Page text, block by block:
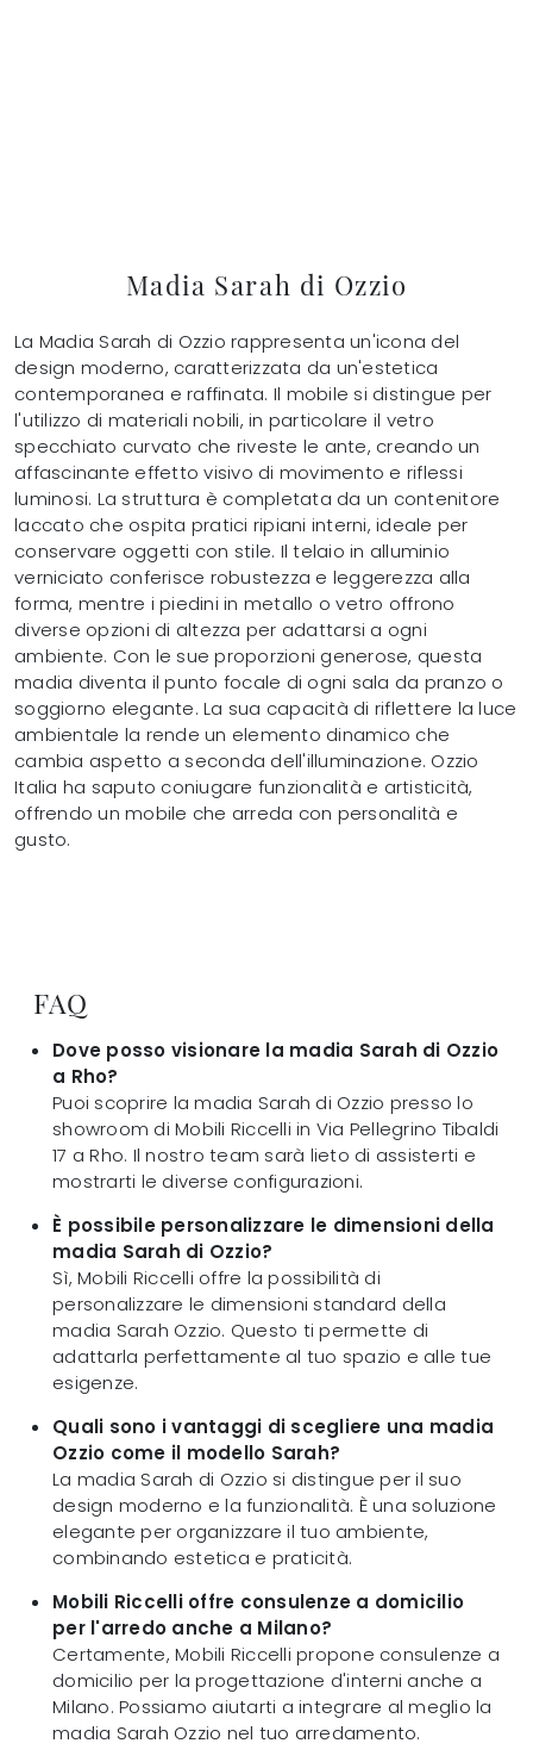
Madia Sarah di Ozzio
La Madia Sarah di Ozzio rappresenta un'icona del
design moderno, caratterizzata da un'estetica
contemporanea e raffinata. Il mobile si distingue per
l'utilizzo di materiali nobili, in particolare il vetro
specchiato curvato che riveste le ante, creando un
affascinante effetto visivo di movimento e riflessi
luminosi. La struttura è completata da un contenitore
laccato che ospita pratici ripiani interni, ideale per
conservare oggetti con stile. Il telaio in alluminio
verniciato conferisce robustezza e leggerezza alla
forma, mentre i piedini in metallo o vetro offrono
diverse opzioni di altezza per adattarsi a ogni
ambiente. Con le sue proporzioni generose, questa
madia diventa il punto focale di ogni sala da pranzo o
soggiorno elegante. La sua capacità di riflettere la luce
ambientale la rende un elemento dinamico che
cambia aspetto a seconda dell'illuminazione. Ozzio
Italia ha saputo coniugare funzionalità e artisticità,
offrendo un mobile che arreda con personalità e
gusto.
FAQ
Dove posso visionare la madia Sarah di Ozzio
a Rho?
Puoi scoprire la madia Sarah di Ozzio presso lo
showroom di Mobili Riccelli in Via Pellegrino Tibaldi
17 a Rho. Il nostro team sarà lieto di assisterti e
mostrarti le diverse configurazioni.
È possibile personalizzare le dimensioni della
madia Sarah di Ozzio?
Sì, Mobili Riccelli offre la possibilità di
personalizzare le dimensioni standard della
madia Sarah Ozzio. Questo ti permette di
adattarla perfettamente al tuo spazio e alle tue
esigenze.
Quali sono i vantaggi di scegliere una madia
Ozzio come il modello Sarah?
La madia Sarah di Ozzio si distingue per il suo
design moderno e la funzionalità. È una soluzione
elegante per organizzare il tuo ambiente,
combinando estetica e praticità.
Mobili Riccelli offre consulenze a domicilio
per l'arredo anche a Milano?
Certamente, Mobili Riccelli propone consulenze a
domicilio per la progettazione d'interni anche a
Milano. Possiamo aiutarti a integrare al meglio la
madia Sarah Ozzio nel tuo arredamento.